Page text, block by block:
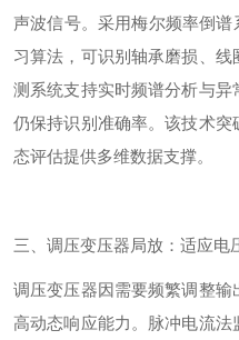
声波信号。采用梅尔频率倒谱
习算法，可识别轴承磨损、
测系统支持实时频谱分析与
仍保持识别准确率。该技术
态评估提供多维数据支撑。
三、调压变压器局放：适应电
调压变压器因需要频繁调整
高动态响应能力。脉冲电流